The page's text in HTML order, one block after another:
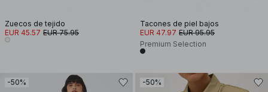
Zuecos de tejido
EUR 45.57 EUR 75.95
Tacones de piel bajos
EUR 47.97 EUR 95.95
Premium Selection
-50% -50%